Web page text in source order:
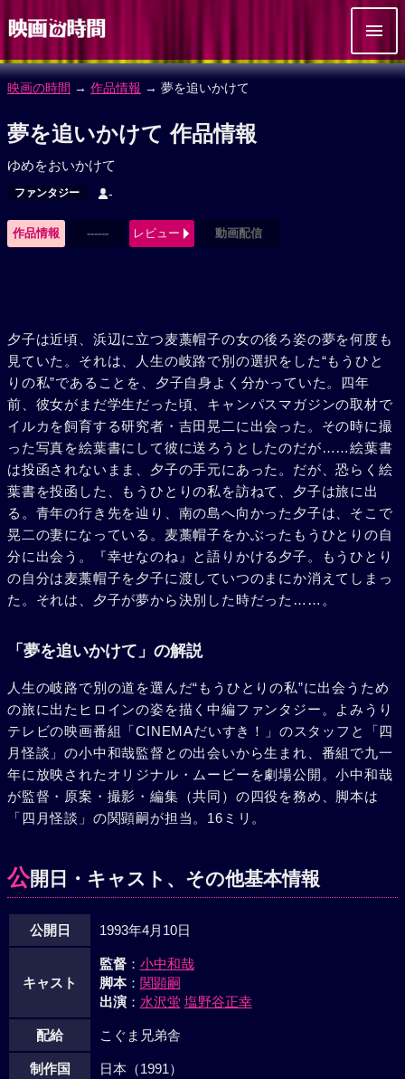
映画の時間 → 作品情報 → 夢を追いかけて
夢を追いかけて 作品情報
ゆめをおいかけて
ファンタジー -
作品情報 ------ レビュー 動画配信
夕子は近頃、浜辺に立つ麦藁帽子の女の後ろ姿の夢を何度も
見ていた。それは、人生の岐路で別の選択をした“もうひと
りの私”であることを、夕子自身よく分かっていた。四年
前、彼女がまだ学生だった頃、キャンパスマガジンの取材で
イルカを飼育する研究者・吉田晃二に出会った。その時に撮
った写真を絵葉書にして彼に送ろうとしたのだが……絵葉書
は投函されないまま、夕子の手元にあった。だが、恐らく絵
葉書を投函した、もうひとりの私を訪ねて、夕子は旅に出
る。青年の行き先を辿り、南の島へ向かった夕子は、そこで
晃二の妻になっている。麦藁帽子をかぶったもうひとりの自
分に出会う。『幸せなのね』と語りかける夕子。もうひとり
の自分は麦藁帽子を夕子に渡していつのまにか消えてしまっ
た。それは、夕子が夢から決別した時だった……。
「夢を追いかけて」の解説
人生の岐路で別の道を選んだ“もうひとりの私”に出会うため
の旅に出たヒロインの姿を描く中編ファンタジー。よみうり
テレビの映画番組「CINEMAだいすき！」のスタッフと「四
月怪談」の小中和哉監督との出会いから生まれ、番組で九一
年に放映されたオリジナル・ムービーを劇場公開。小中和哉
が監督・原案・撮影・編集（共同）の四役を務め、脚本は
「四月怪談」の関顕嗣が担当。16ミリ。
公開日・キャスト、その他基本情報
公開日 1993年4月10日
キャスト
監督： 小中和哉
脚本： 関顕嗣
出演： 水沢蛍 塩野谷正幸
配給 こぐま兄弟舎
制作国 日本（1991）